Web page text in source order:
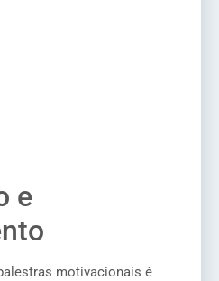
e
motivacionais é